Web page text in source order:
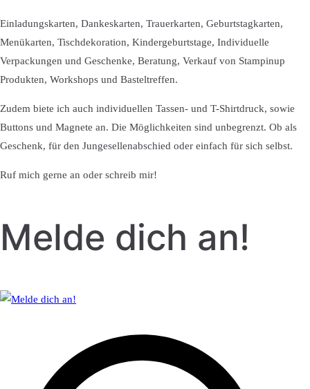
Einladungskarten, Dankeskarten, Trauerkarten, Geburtstagkarten,
Menükarten, Tischdekoration, Kindergeburtstage, Individuelle
Verpackungen und Geschenke, Beratung, Verkauf von Stampinup
Produkten, Workshops und Basteltreffen.
Zudem biete ich auch individuellen Tassen- und T-Shirtdruck, sowie
Buttons und Magnete an. Die Möglichkeiten sind unbegrenzt. Ob als
Geschenk, für den Jungesellenabschied oder einfach für sich selbst.
Ruf mich gerne an oder schreib mir!
Melde dich an!